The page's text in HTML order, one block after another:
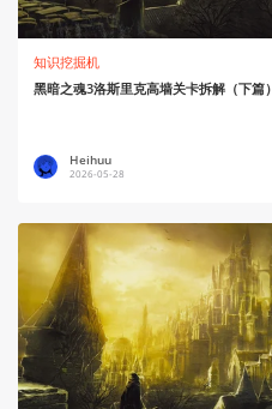
知识挖掘机
黑暗之魂3洛斯里克高墙关卡拆解（下篇）
Heihuu
2026-05-28